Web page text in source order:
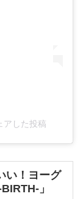
アした投稿
い！ヨーグ
」